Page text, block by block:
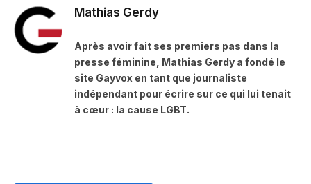
Mathias Gerdy
Après avoir fait ses premiers pas dans la
presse féminine, Mathias Gerdy a fondé le
site Gayvox en tant que journaliste
indépendant pour écrire sur ce qui lui tenait
à cœur : la cause LGBT.